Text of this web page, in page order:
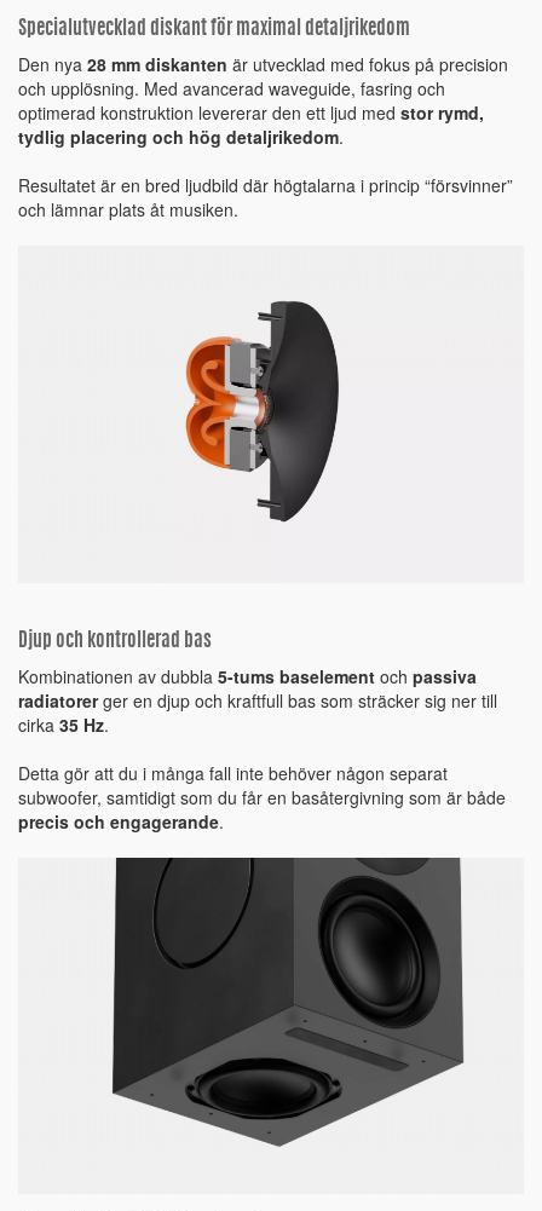
Specialutvecklad diskant för maximal detaljrikedom
Den nya 28 mm diskanten är utvecklad med fokus på precision
och upplösning. Med avancerad waveguide, fasring och
optimerad konstruktion levererar den ett ljud med stor rymd,
tydlig placering och hög detaljrikedom.
Resultatet är en bred ljudbild där högtalarna i princip “försvinner”
och lämnar plats åt musiken.
Djup och kontrollerad bas
Kombinationen av dubbla 5-tums baselement och passiva
radiatorerger en djup och kraftfull bas som sträcker sig ner till
cirka 35 Hz.
Detta gör att du i många fall inte behöver någon separat
subwoofer, samtidigt som du får en basåtergivning som är både
precis och engagerande.